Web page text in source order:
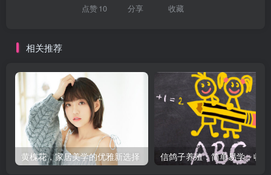
点赞10 分享 收藏
相关推荐
黄槐花，家居美学的优雅新选择